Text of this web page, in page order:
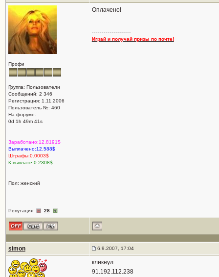
Профи
Группа: Пользователи
Сообщений: 2 346
Регистрация: 1.11.2006
Пользователь №: 460
На форуме:
0d 1h 49m 41s
Заработано:12.8191$
Выплачено:12.588$
Штрафы:0.0003$
К выплате:0.2308$
Пол: женский
Репутация: 28
Оплачено!
--------------------
Играй и получай призы по почте!
simon 6.9.2007, 17:04
кликнул
91.192.112.238